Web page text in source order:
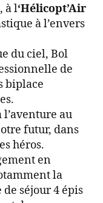
, à l‘Hélicopt’Air
à l’envers
du ciel, Bol
de
biplace
l’aventure au
futur, dans
héros.
en
la
séjour 4 épis